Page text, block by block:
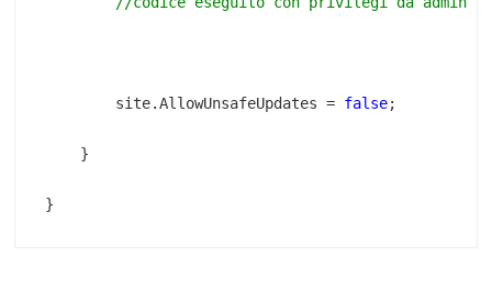
        site.AllowUnsafeUpdates =
false
}